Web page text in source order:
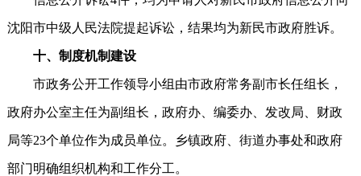
沈阳市中级人民法院提起诉讼，结果均为新民市政府胜诉。
十、制度机制建设
市政务公开工作领导小组由市政府常务副市长任组长，
政府办公室主任为副组长，政府办、编委办、发改局、财政
局等23个单位作为成员单位。乡镇政府、街道办事处和政府
部门明确组织机构和工作分工。